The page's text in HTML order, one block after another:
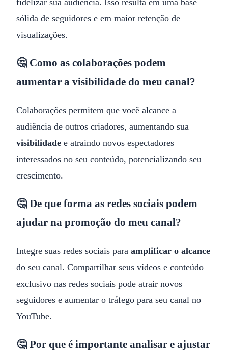
sólida de seguidores e em maior retenção de
visualizações.
🤔 Como as colaborações podem
aumentar a visibilidade do meu canal?
Colaborações permitem que você alcance a
audiência de outros criadores, aumentando sua
visibilidade e atraindo novos espectadores
interessados no seu conteúdo, potencializando seu
crescimento.
🤔 De que forma as redes sociais podem
ajudar na promoção do meu canal?
Integre suas redes sociais para amplificar o alcance
do seu canal. Compartilhar seus vídeos e conteúdo
exclusivo nas redes sociais pode atrair novos
seguidores e aumentar o tráfego para seu canal no
YouTube.
🤔 Por que é importante analisar e ajustar